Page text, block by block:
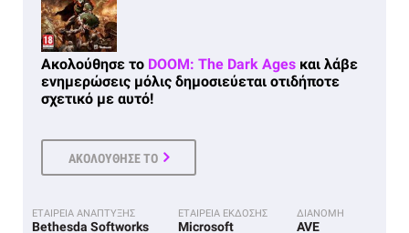
Ακολούθησε το DOOM: The Dark Ages και λάβε
ενημερώσεις μόλις δημοσιεύεται οτιδήποτε
σχετικό με αυτό!
ΑΚΟΛΟΥΘΗΣΕ ΤΟ
ΕΤΑΙΡΕΙΑ ΑΝΑΠΤΥΞΗΣ
Bethesda Softworks
ΕΤΑΙΡΕΙΑ ΕΚΔΟΣΗΣ
Microsoft
ΔΙΑΝΟΜΗ
AVE